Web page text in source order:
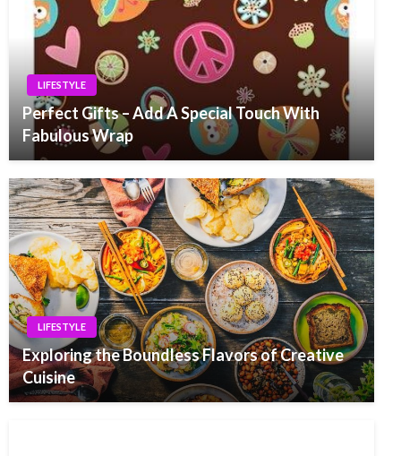
LIFESTYLE
Perfect Gifts – Add A Special Touch With
Fabulous Wrap
LIFESTYLE
Exploring the Boundless Flavors of Creative
Cuisine